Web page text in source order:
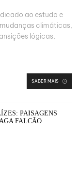
ao estudo e
climáticas,
lógicas,
SABER MAIS